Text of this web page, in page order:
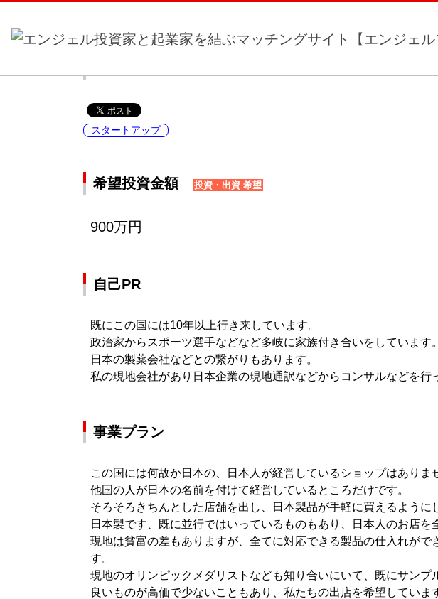
ホーム>事業計画一覧> 海外で日本製品の販売店
スタートアップ
希望投資金額 投資・出資 希望
900万円
自己PR
既にこの国には10年以上行き来しています。
政治家からスポーツ選手などなど多岐に家族付き合いをしています。
日本の製薬会社などとの繋がりもあります。
私の現地会社があり日本企業の現地通訳などからコンサルなどを行
事業プラン
この国には何故か日本の、日本人が経営しているショップはありま
他国の人が日本の名前を付けて経営しているところだけです。
そろそろきちんとした店舗を出し、日本製品が手軽に買えるよう
日本製です、既に並行ではいっているものもあり、日本人のお店
現地は貧富の差もありますが、全てに対応できる製品の仕入れがで
す。
現地のオリンピックメダリストなども知り合いにいて、既にサン
良いものが高価で少ないこともあり、私たちの出店を希望していま